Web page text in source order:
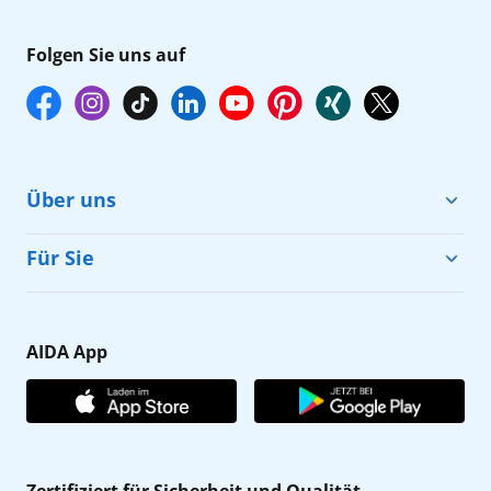
Folgen Sie uns auf
Über uns
Cruise & Help
Karriere
Affiliateprogramm
Für Sie
Gästefragebogen
AIDA Club
AIDA App
AIDA App